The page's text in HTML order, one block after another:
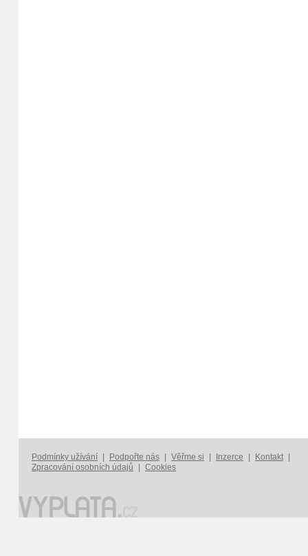
Podmínky užívání Podpořte nás Věřme si Inzerce Kontakt
Zpracování osobních údajů
Cookies